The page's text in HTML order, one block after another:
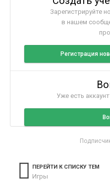
Зарегистрируйте
в нашем
Регистрация
Уже есть
ПЕРЕЙТИ К СПИСКУ ТЕМ
Игры